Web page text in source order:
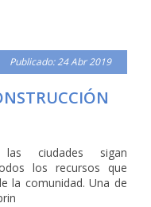
Publicado: 24 Abr 2019
ciudades sigan
los recursos que
la comunidad. Una de